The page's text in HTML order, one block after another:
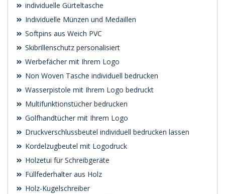
individuelle Gürteltasche
Individuelle Münzen und Medaillen
Softpins aus Weich PVC
Skibrillenschutz personalisiert
Werbefächer mit Ihrem Logo
Non Woven Tasche individuell bedrucken
Wasserpistole mit Ihrem Logo bedruckt
Multifunktionstücher bedrucken
Golfhandtücher mit Ihrem Logo
Druckverschlussbeutel individuell bedrucken lassen
Kordelzugbeutel mit Logodruck
Holzetui für Schreibgeräte
Füllfederhalter aus Holz
Holz-Kugelschreiber